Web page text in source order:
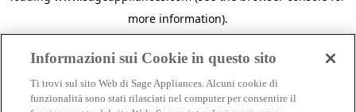
more information).
Informazioni sui Cookie in questo sito
Ti trovi sul sito Web di Sage Appliances. Alcuni cookie di
funzionalità sono stati rilasciati nel computer per consentire il